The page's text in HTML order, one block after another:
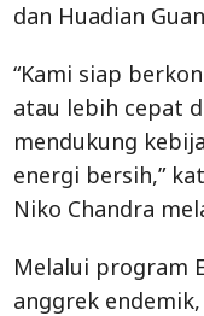
dan Huadian
“Kami siap
atau lebih cepat
mendukung
energi bersih,”
Niko Chandra
Melalui program
anggrek